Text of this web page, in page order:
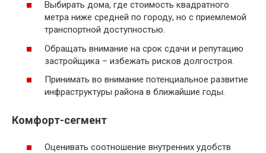
Выбирать дома, где стоимость квадратного
метра ниже средней по городу, но с приемлемой
транспортной доступностью.
Обращать внимание на срок сдачи и репутацию
застройщика – избежать рисков долгостроя.
Принимать во внимание потенциальное развитие
инфраструктуры района в ближайшие годы.
Комфорт-сегмент
Оценивать соотношение внутренних удобств